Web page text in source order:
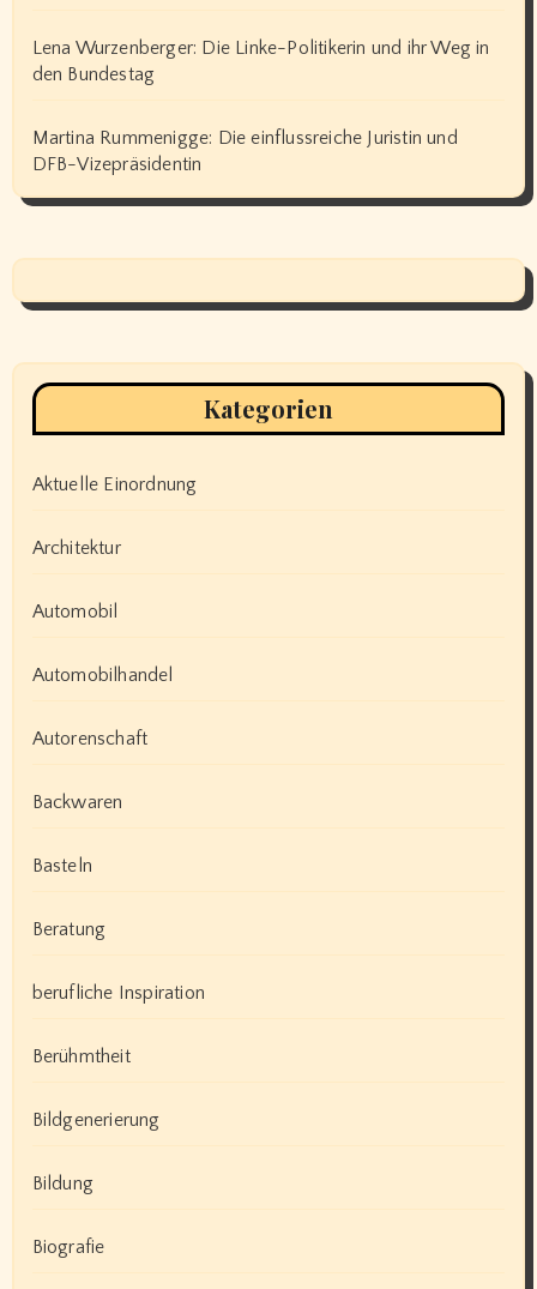
Lena Wurzenberger: Die Linke-Politikerin und ihr Weg in
den Bundestag
Martina Rummenigge: Die einflussreiche Juristin und
DFB-Vizepräsidentin
Kategorien
Aktuelle Einordnung
Architektur
Automobil
Automobilhandel
Autorenschaft
Backwaren
Basteln
Beratung
berufliche Inspiration
Berühmtheit
Bildgenerierung
Bildung
Biografie